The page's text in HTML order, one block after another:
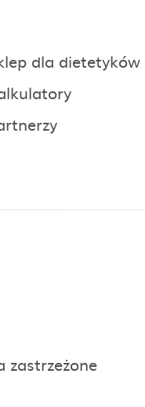
dla dietetyków
zastrzeżone